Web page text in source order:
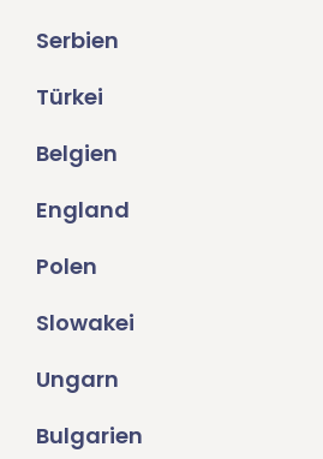
Serbien
Türkei
Belgien
England
Polen
Slowakei
Ungarn
Bulgarien